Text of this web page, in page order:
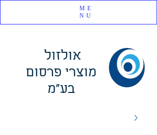
אולזול
מוצרי פרסום
בע"מ
ME
NU